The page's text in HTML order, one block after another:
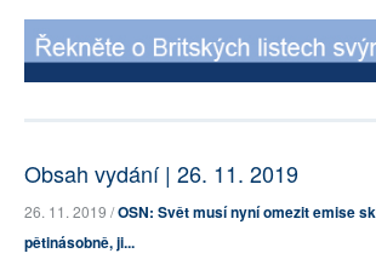
Obsah vydání | 26. 11. 2019
26. 11. 2019 /OSN: Svět musí nyní omezit emise
pětinásobně, ji...